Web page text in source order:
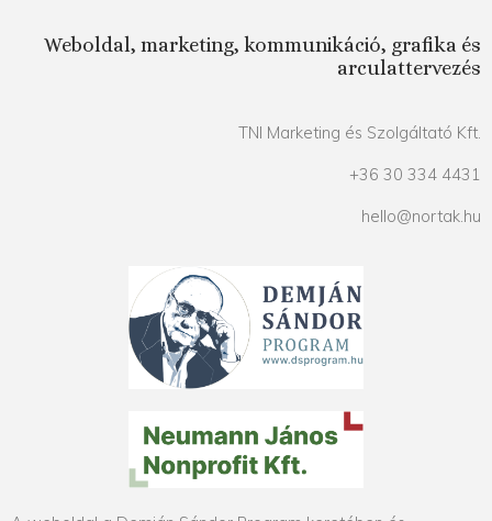
Weboldal, marketing, kommunikáció, grafika és
arculattervezés
TNI Marketing és Szolgáltató Kft.
+36 30 334 4431
hello@nortak.hu